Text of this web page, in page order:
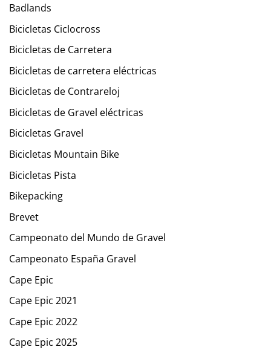
Badlands
Bicicletas Ciclocross
Bicicletas de Carretera
Bicicletas de carretera eléctricas
Bicicletas de Contrareloj
Bicicletas de Gravel eléctricas
Bicicletas Gravel
Bicicletas Mountain Bike
Bicicletas Pista
Bikepacking
Brevet
Campeonato del Mundo de Gravel
Campeonato España Gravel
Cape Epic
Cape Epic 2021
Cape Epic 2022
Cape Epic 2025